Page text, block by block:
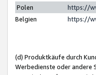
Polen
https://
Belgien
https://
(d) Produktkäufe durch
Werbedienste oder andere